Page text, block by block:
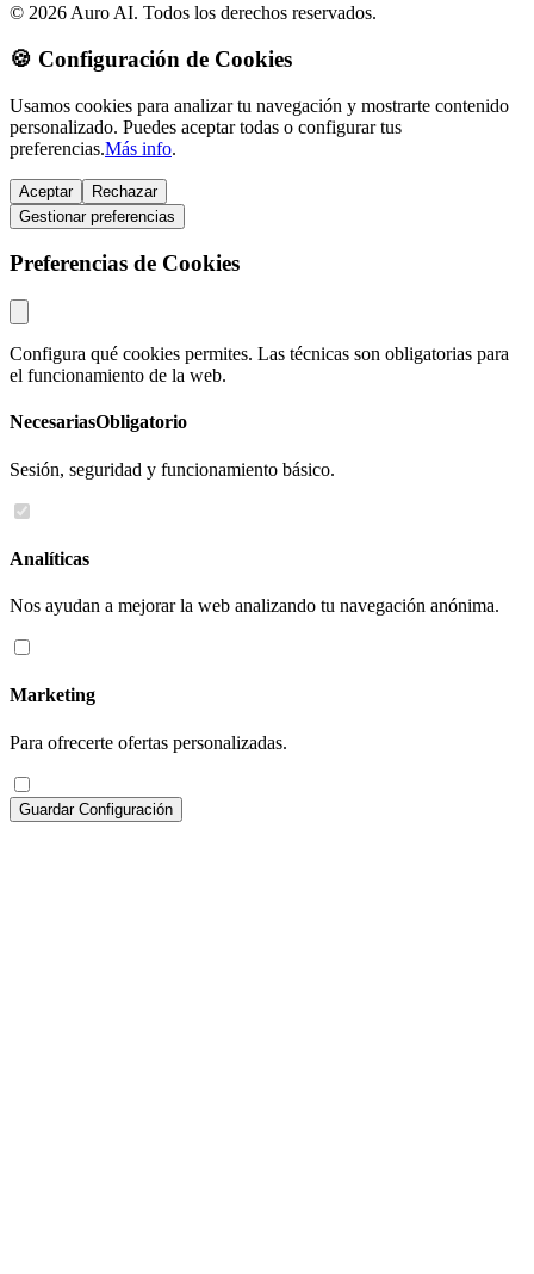
© 2026 Auro AI. Todos los derechos reservados.
🍪 Configuración de Cookies
Usamos cookies para analizar tu navegación y mostrarte contenido
personalizado. Puedes aceptar todas o configurar tus
preferencias.Más info.
Aceptar
Rechazar
Gestionar preferencias
Preferencias de Cookies
Configura qué cookies permites. Las técnicas son obligatorias para
el funcionamiento de la web.
NecesariasObligatorio
Sesión, seguridad y funcionamiento básico.
Analíticas
Nos ayudan a mejorar la web analizando tu navegación anónima.
Marketing
Para ofrecerte ofertas personalizadas.
Guardar Configuración